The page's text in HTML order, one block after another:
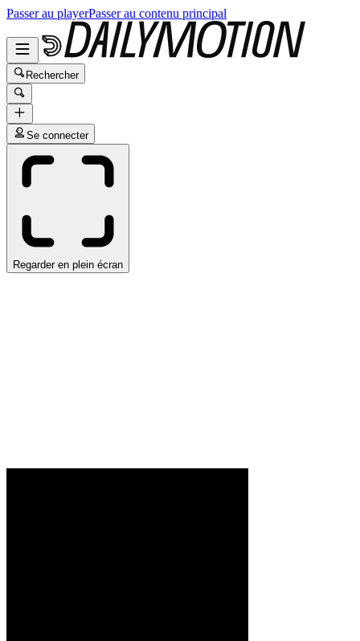
Passer au playerPasser au contenu principal
Rechercher
Se connecter
Regarder en plein écran